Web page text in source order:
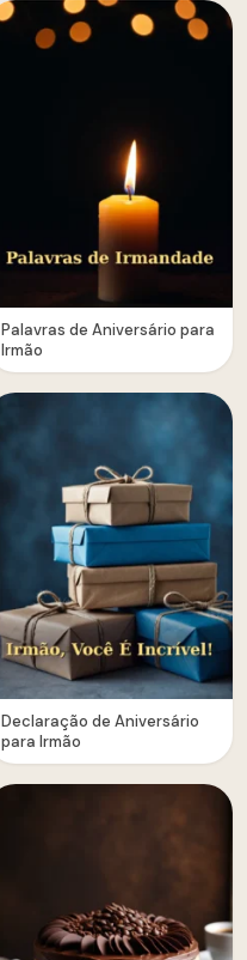
Palavras de Aniversário para
Irmão
Declaração de Aniversário
para Irmão